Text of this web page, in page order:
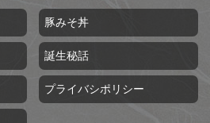
豚みそ丼
誕生秘話
プライバシポリシー